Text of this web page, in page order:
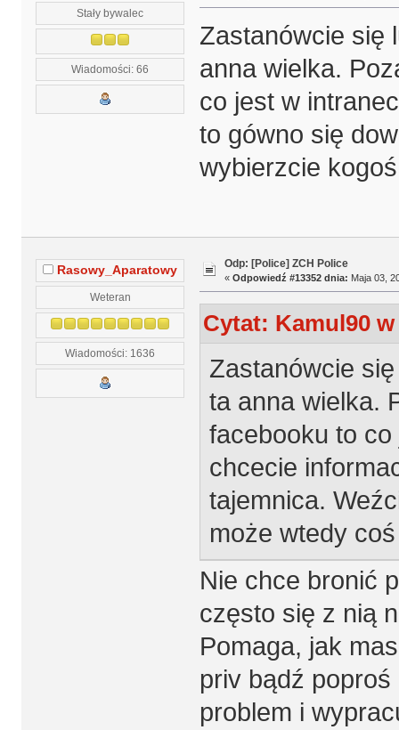
Stały bywalec
Wiadomości: 66
Zastanówcie się
anna wielka.
co jest w
to gówno się
wybierzcie
Rasowy_Aparatowy
Weteran
Wiadomości: 1636
Odp: [Police] ZCH Police
« Odpowiedź #13352 dnia: Maja 03,
Cytat: Kamul90 w
Zastanówcie
ta anna wielka.
facebooku to
chcecie
tajemnica.
może wtedy
Nie chce bronić
często się z nią
Pomaga, jak
priv bądź
problem i